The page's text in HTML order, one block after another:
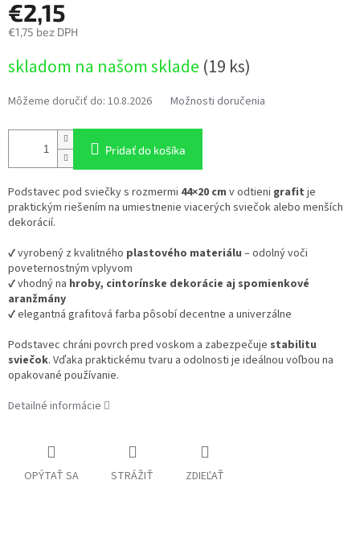
€2,15
€1,75 bez DPH
cena:
skladom na našom sklade (19 ks)
Môžeme doručiť do: 10.8.2026 Možnosti doručenia
Pridať do košíka
Podstavec pod sviečky s rozmermi 44×20 cm v odtieni grafit je
praktickým riešením na umiestnenie viacerých sviečok alebo menších
dekorácií.
✔ vyrobený z kvalitného plastového materiálu – odolný voči
poveternostným vplyvom
✔ vhodný na hroby, cintorínske dekorácie aj spomienkové
aranžmány
✔ elegantná grafitová farba pôsobí decentne a univerzálne
Podstavec chráni povrch pred voskom a zabezpečuje stabilitu
sviečok. Vďaka praktickému tvaru a odolnosti je ideálnou voľbou na
opakované používanie.
Detailné informácie
OPÝTAŤ SA STRÁŽIŤ ZDIEĽAŤ